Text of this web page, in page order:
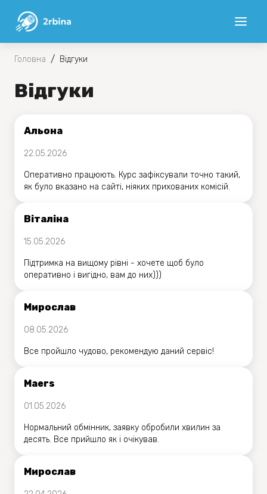
Головна / Вiдгуки
Вiдгуки
Альона
22.05.2026
Оперативно працюють. Курс зафіксували точно такий,
як було вказано на сайті, ніяких прихованих комісій.
Віталіна
15.05.2026
Підтримка на вищому рівні - хочете щоб було
оперативно і вигідно, вам до них)))
Мирослав
08.05.2026
Все пройшло чудово, рекомендую даний сервіс!
Maers
01.05.2026
Нормальний обмінник, заявку обробили хвилин за
десять. Все прийшло як і очікував.
Мирослав